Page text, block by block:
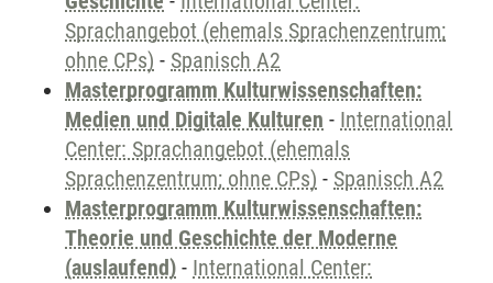
Sprachangebot (ehemals Sprachenzentrum;
ohne CPs) - Spanisch A2
Masterprogramm Kulturwissenschaften:
Medien und Digitale Kulturen - International
Center: Sprachangebot (ehemals
Sprachenzentrum; ohne CPs) - Spanisch A2
Masterprogramm Kulturwissenschaften:
Theorie und Geschichte der Moderne
(auslaufend) - International Center: